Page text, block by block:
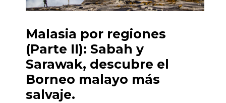
Malasia por regiones
(Parte II): Sabah y
Sarawak, descubre el
Borneo malayo más
salvaje.